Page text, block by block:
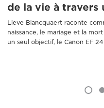
de la vie à travers
Lieve Blancquaert raconte
naissance, le mariage et la
un seul objectif, le Canon EF